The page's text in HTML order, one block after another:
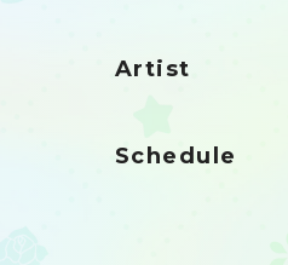
Artist
Schedule